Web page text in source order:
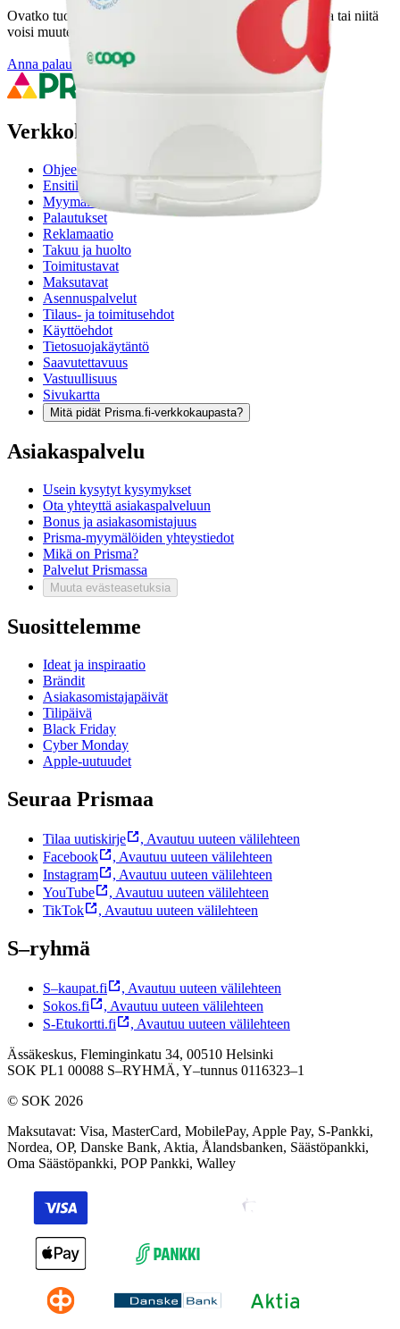
Ovatko tuotetiedot riittävät? Jos tuotetiedoissa on puutteita tai niitä
voisi muuten parantaa, anna palautetta.
Anna palautetta,Avautuu uuteen välilehteen
Verkkokauppa
Ohjeet
Ensitilaajan pikaopas
Myymälänouto
Palautukset
Reklamaatio
Takuu ja huolto
Toimitustavat
Maksutavat
Asennuspalvelut
Tilaus- ja toimitusehdot
Käyttöehdot
Tietosuojakäytäntö
Saavutettavuus
Vastuullisuus
Sivukartta
Mitä pidät Prisma.fi-verkkokaupasta?
Asiakaspalvelu
Usein kysytyt kysymykset
Ota yhteyttä asiakaspalveluun
Bonus ja asiakasomistajuus
Prisma-myymälöiden yhteystiedot
Mikä on Prisma?
Palvelut Prismassa
Muuta evästeasetuksia
Suosittelemme
Ideat ja inspiraatio
Brändit
Asiakasomistajapäivät
Tilipäivä
Black Friday
Cyber Monday
Apple-uutuudet
Seuraa Prismaa
Tilaa uutiskirje , Avautuu uuteen välilehteen
Facebook
, Avautuu uuteen välilehteen
Instagram
, Avautuu uuteen välilehteen
YouTube
, Avautuu uuteen välilehteen
TikTok
, Avautuu uuteen välilehteen
S–ryhmä
S–kaupat.fi , Avautuu uuteen välilehteen
Sokos.fi
, Avautuu uuteen välilehteen
S-Etukortti.fi
, Avautuu uuteen välilehteen
Ässäkeskus, Fleminginkatu 34, 00510 Helsinki
SOK PL1 00088 S–RYHMÄ, Y–tunnus 0116323–1
© SOK 2026
Maksutavat: Visa, MasterCard, MobilePay, Apple Pay, S-Pankki,
Nordea, OP, Danske Bank, Aktia, Ålandsbanken, Säästöpankki,
Oma Säästöpankki, POP Pankki, Walley